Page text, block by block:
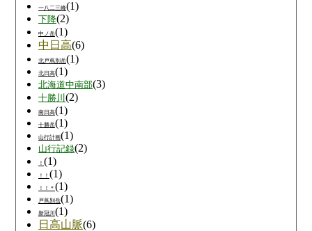
一八二三峰(1)
下降(2)
中ノ岳(1)
中日高(6)
北戸蔦別岳(1)
北日高(1)
北海道中南部(3)
十勝川 (2)
南日高(1)
十勝岳(1)
山行計画(1)
山行記録(2)
！ (1)
！！ (1)
！！＊ (1)
戸蔦別岳(1)
新冠川(1)
日高山脈(6)